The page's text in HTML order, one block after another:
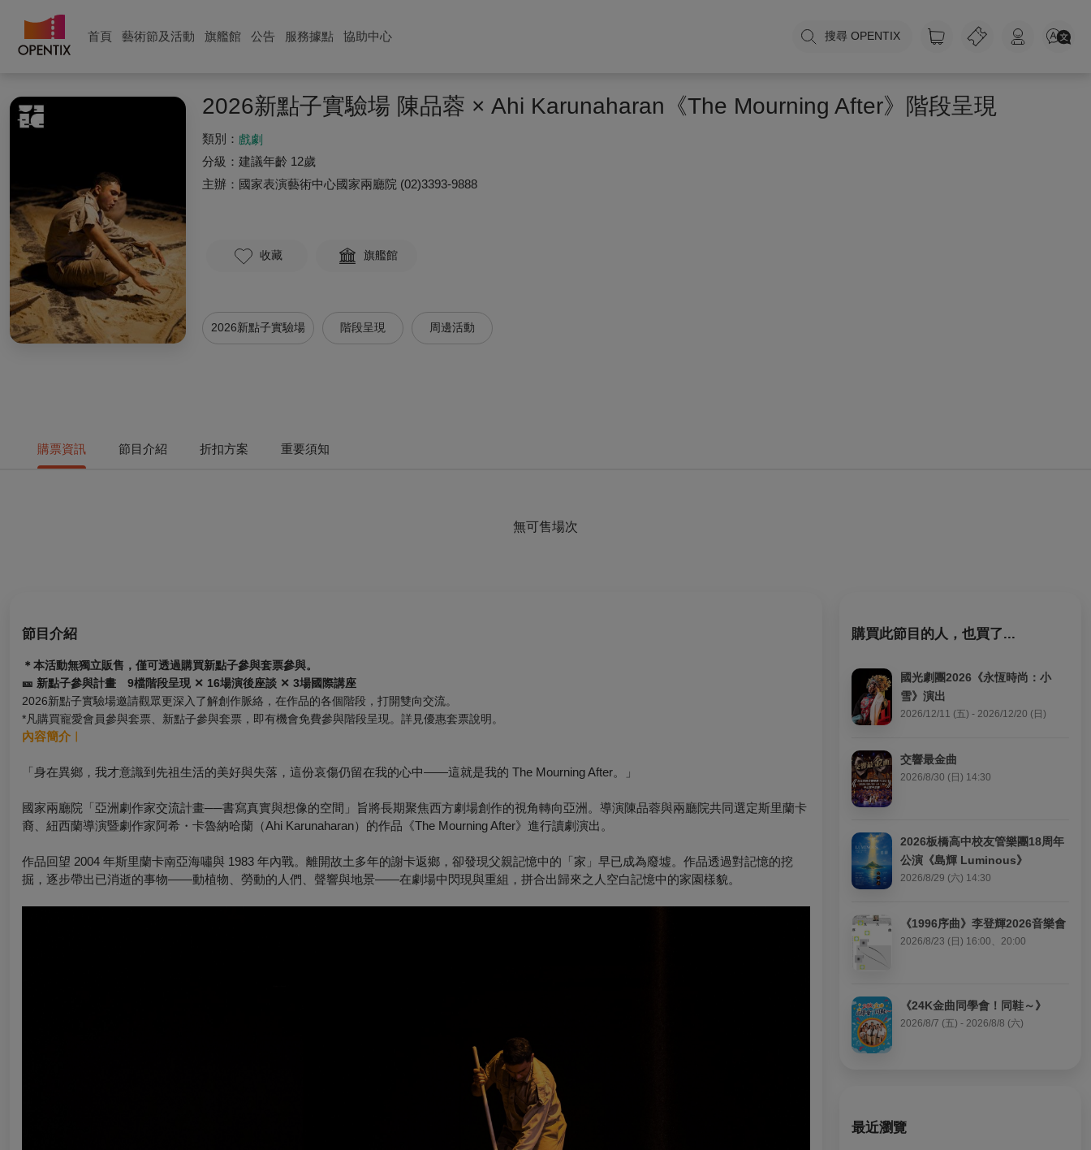
首頁 藝術節及活動 旗艦館 公告 服務據點 協助中心 搜尋 OPENTIX
2026新點子實驗場 陳品蓉 × Ahi Karunaharan《The Mourning After》階段呈現
類別： 戲劇
分級： 建議年齡 12歲
主辦： 國家表演藝術中心國家兩廳院 (02)3393-9888
收藏 旗艦館
2026新點子實驗場 階段呈現 周邊活動
購票資訊 節目介紹 折扣方案 重要須知
無可售場次
節目介紹
＊本活動無獨立販售，僅可透過購買新點子參與套票參與。
🎫 新點子參與計畫 9檔階段呈現 ✕ 16場演後座談 ✕ 3場國際講座
2026新點子實驗場邀請觀眾更深入了解創作脈絡，在作品的各個階段，打開雙向交流。
*凡購買寵愛會員參與套票、新點子參與套票，即有機會免費參與階段呈現。詳見優惠套票說明。
內容簡介︱
「身在異鄉，我才意識到先祖生活的美好與失落，這份哀傷仍留在我的心中——這就是我的 The Mourning After。」
國家兩廳院「亞洲劇作家交流計畫──書寫真實與想像的空間」旨將長期聚焦西方劇場創作的視角轉向亞洲。導演陳品蓉與兩廳院共同選定斯里蘭卡
裔、紐西蘭導演暨劇作家阿希・卡魯納哈蘭（Ahi Karunaharan）的作品《The Mourning After》進行讀劇演出。
作品回望 2004 年斯里蘭卡南亞海嘯與 1983 年內戰。離開故土多年的謝卡返鄉，卻發現父親記憶中的「家」早已成為廢墟。作品透過對記憶的挖
掘，逐步帶出已消逝的事物——動植物、勞動的人們、聲響與地景——在劇場中閃現與重組，拼合出歸來之人空白記憶中的家園樣貌。
購買此節目的人，也買了...
國光劇團2026《永恆時尚：小
雪》演出
2026/12/11 (五) - 2026/12/20 (日)
交響最金曲
2026/8/30 (日) 14:30
2026板橋高中校友管樂團18周年
公演《島輝 Luminous》
2026/8/29 (六) 14:30
《1996序曲》李登輝2026音樂會
2026/8/23 (日) 16:00、20:00
《24K金曲同學會！同鞋～》
2026/8/7 (五) - 2026/8/8 (六)
最近瀏覽